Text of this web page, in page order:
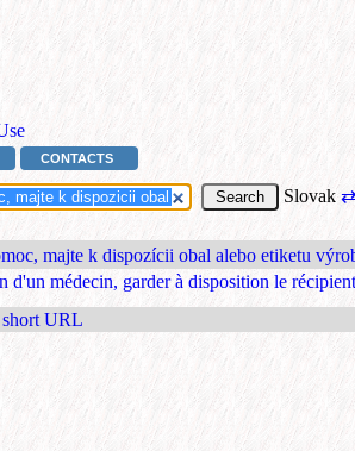
CONTACTS
Slovak⇄
majte k dispozícii obal alebo etiketu
d'un médecin, garder à disposition le
URL